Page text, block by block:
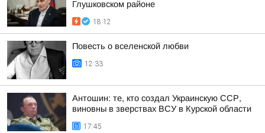
Глушковском районе
18:12
Повесть о вселенской любви
12:33
Антошин: те, кто создал Украинскую ССР,
виновны в зверствах ВСУ в Курской области
17:45